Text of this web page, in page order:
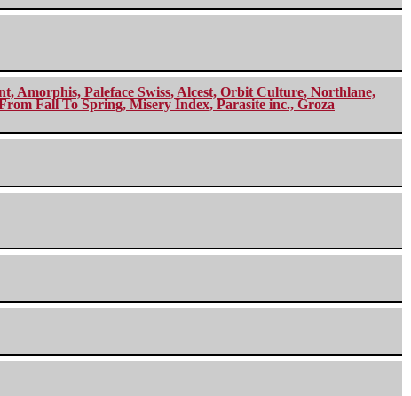
Amorphis, Paleface Swiss, Alcest, Orbit Culture, Northlane,
Fall To Spring, Misery Index, Parasite inc., Groza